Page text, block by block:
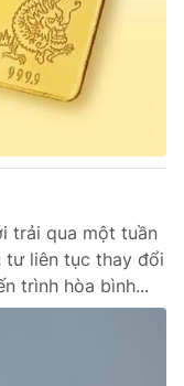
trải qua một tuần
tư liên tục thay đổi
trình hòa bình...